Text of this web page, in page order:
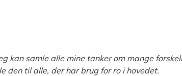
kan samle alle mine tanker om mange
den til alle, der har brug for ro i hovedet.